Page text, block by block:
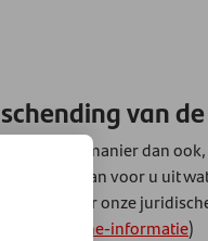
van
op welke manier dan
zoeken dan voor u uit
dan naar onze
juridische-informatie)